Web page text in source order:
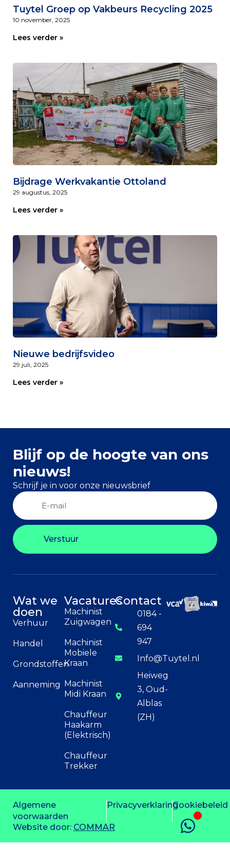
Tuytel Groep op Vakbeurs Recycling 2025
10 november, 2025
Lees verder »
Bijdrage Werkvakantie Ottoland
29 augustus, 2025
Lees verder »
Nieuwe bedrijfsvideo
29 juli, 2025
Lees verder »
Blijf op de hoogte van ons
nieuws!
Schrijf je in voor onze nieuwsbrief
Verstuur
Wat we
doen
Verhuur
Handel
Grondstoffen
Aanneming
Vacatures
Machinist
Zuigwagen
Machinist
Mobiele
Kraan
Machinist
Midi Kraan
Chauffeur
Haakarm
(Elektrisch)
Chauffeur
Trekker
Contact
0184 -
694
947
Info@Tuytel.nl
Heiweg
3, Oud-
Alblas
(ZH)
Website door: COMMAR
Algemene
voorwaarden
PrivacyverklaringCookiebeleid